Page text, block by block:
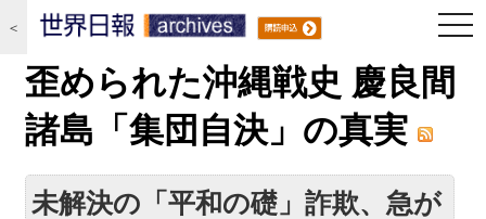
＜
歪められた沖縄戦史 慶良間
諸島「集団自決」の真実
未解決の「平和の礎」詐欺、急が